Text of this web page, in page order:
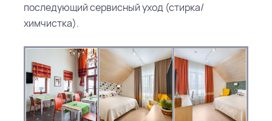
последующий сервисный уход (стирка/
химчистка).